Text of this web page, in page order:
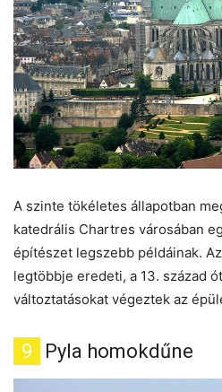
A szinte tökéletes állapotban
katedrális Chartres városában
építészet legszebb példáinak.
legtöbbje eredeti, a 13. század
változtatásokat végeztek az
9 Pyla homokdűne